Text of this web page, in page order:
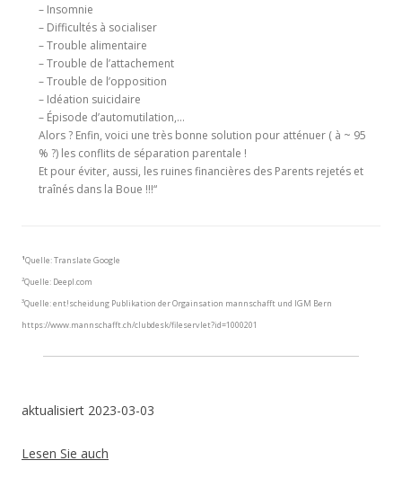
– Insomnie
– Difficultés à socialiser
– Trouble alimentaire
– Trouble de l’attachement
– Trouble de l’opposition
– Idéation suicidaire
– Épisode d’automutilation,…
Alors ? Enfin, voici une très bonne solution pour atténuer ( à ~ 95
% ?) les conflits de séparation parentale !
Et pour éviter, aussi, les ruines financières des Parents rejetés et
traînés dans la Boue !!!“
¹Quelle: Translate Google
²Quelle: Deepl.com
³Quelle: ent!scheidung Publikation der Orgainsation mannschafft und IGM Bern
https://www.mannschafft.ch/clubdesk/fileservlet?id=1000201
aktualisiert 2023-03-03
Lesen Sie auch